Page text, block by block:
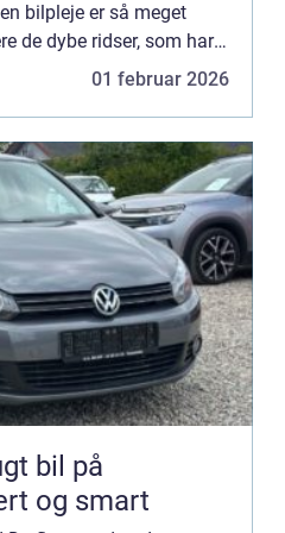
bilpleje er så meget
de dybe ridser, som har
et område. Den slags r...
01 februar 2026
bil på
og smart